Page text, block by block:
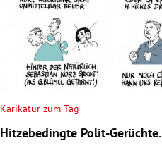
Karikatur zum Tag
Hitzebedingte Polit-Gerüchte.